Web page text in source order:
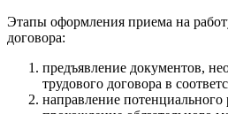
Этапы оформления приема на
договора:
предъявление документов,
трудового договора в
направление потенциального